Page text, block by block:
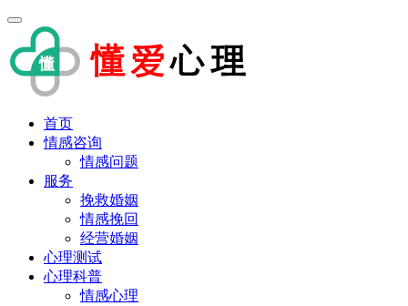
首页
情感咨询
情感问题
服务
挽救婚姻
情感挽回
经营婚姻
心理测试
心理科普
情感心理